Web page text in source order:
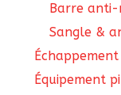
Barre
Sangle &
Échappement
Équipement